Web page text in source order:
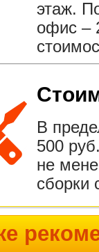
этаж.
офис –
В
500
не
сборки